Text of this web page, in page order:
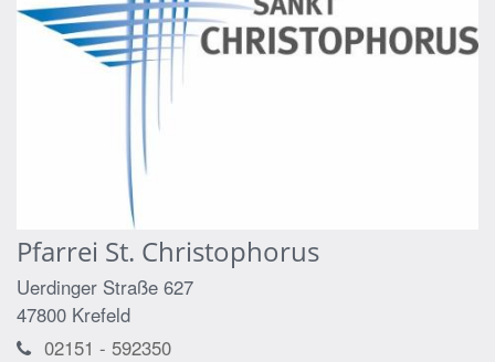
Pfarrei St. Christophorus
Uerdinger Straße 627
47800 Krefeld
02151 - 592350